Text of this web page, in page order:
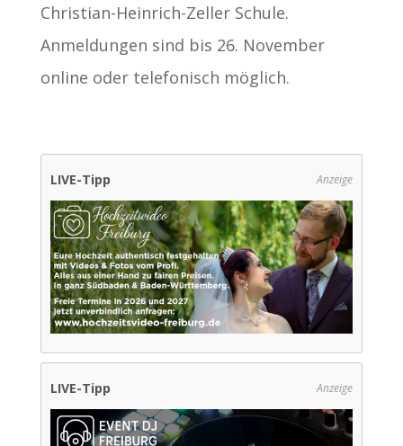
Christian-Heinrich-Zeller Schule.
Anmeldungen sind bis 26. November
online oder telefonisch möglich.
LIVE-Tipp Anzeige
LIVE-Tipp Anzeige